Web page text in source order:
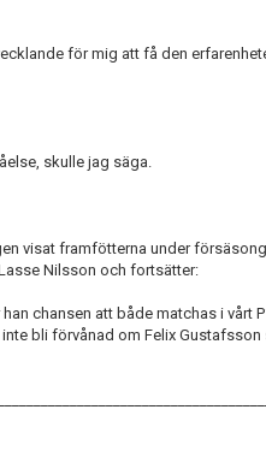
för mig att få den
skulle jag säga.
visat framfötterna under
Nilsson och fortsätter:
chansen att både matchas i vårt
bli förvånad om Felix